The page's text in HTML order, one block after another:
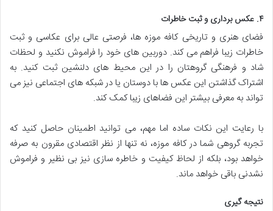
۴. عکس برداری و ثبت خاطرات
فضای هنری و تاریخی کافه موزه ها، فرصتی عالی برای عکاسی و ثبت
خاطرات زیبا فراهم می کند. دوربین های خود را فراموش نکنید و لحظات
شاد و فرهنگی گروهتان را در این محیط های دلنشین ثبت کنید. به
اشتراک گذاشتن این عکس ها با دوستان یا در شبکه های اجتماعی نیز می
تواند به معرفی بیشتر این فضاهای زیبا کمک کند.
با رعایت این نکات ساده اما مهم، می توانید اطمینان حاصل کنید که
تجربه گروهی شما در کافه موزه، نه تنها از نظر اقتصادی مقرون به صرفه
خواهد بود، بلکه از لحاظ کیفیت و خاطره سازی نیز بی نظیر و فراموش
نشدنی باقی خواهد ماند.
نتیجه گیری